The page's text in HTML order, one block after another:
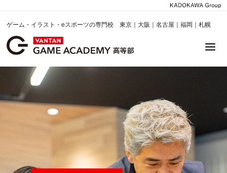
ゲーム・イラスト・eスポーツの専門校 東京｜大阪｜名古屋｜福岡｜札幌